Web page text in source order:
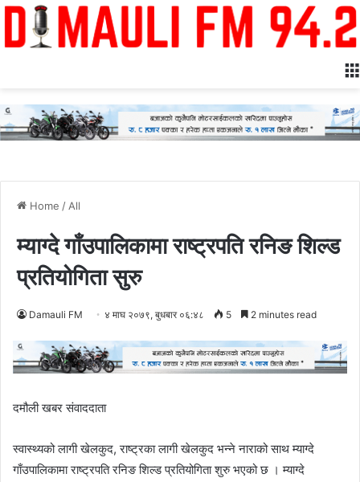
Home / All
म्याग्दे गाँउपालिकामा राष्ट्रपति रनिङ शिल्ड
प्रतियोगिता सुरु
Damauli FM ४ माघ २०७९, बुधबार ०६:४८ 5 2 minutes read
दमौली खबर संवाददाता
स्वास्थ्यको लागी खेलकुद, राष्ट्रका लागी खेलकुद भन्ने नाराको साथ म्याग्दे
गाँउपालिकामा राष्ट्रपति रनिङ शिल्ड प्रतियोगिता शुरु भएको छ । म्याग्दे